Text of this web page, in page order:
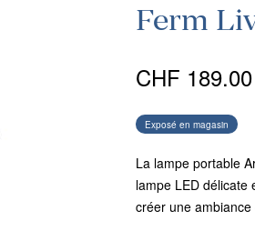
Ferm
CHF 189.00
Exposé en magasin
La lampe portable
lampe LED délicate
créer une